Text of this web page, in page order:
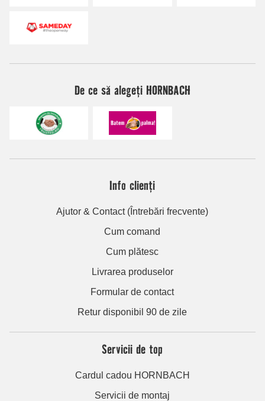
De ce să alegeți HORNBACH
Info clienți
Ajutor & Contact (Întrebări frecvente)
Cum comand
Cum plătesc
Livrarea produselor
Formular de contact
Retur disponibil 90 de zile
Servicii de top
Cardul cadou HORNBACH
Servicii de montaj